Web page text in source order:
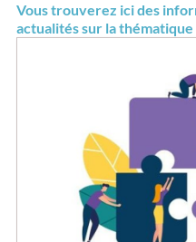
Vous trouverez ici des
actualités sur la thématique